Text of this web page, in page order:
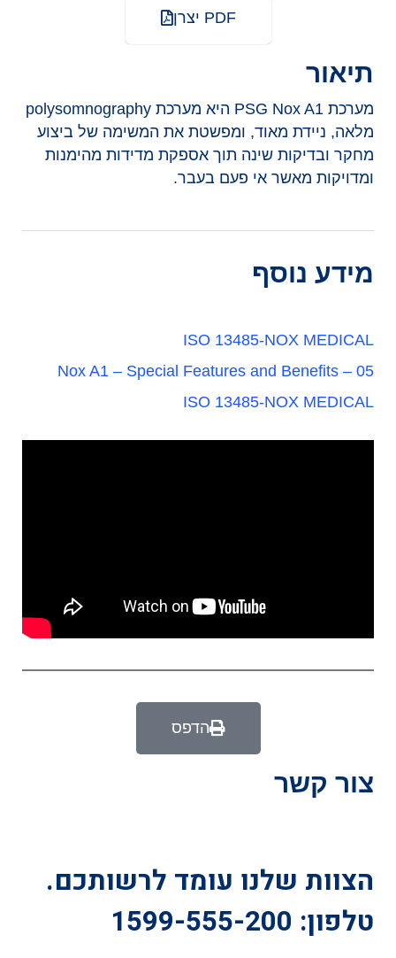
PDF יצרן
תיאור
מערכת PSG Nox A1 היא מערכת polysomnography
מלאה, ניידת מאוד, ומפשטת את המשימה של ביצוע
מחקר ובדיקות שינה תוך אספקת מדידות מהימנות
ומדויקות מאשר אי פעם בעבר.
מידע נוסף
ISO 13485-NOX MEDICAL
05 – Nox A1 – Special Features and Benefits
ISO 13485-NOX MEDICAL
הדפס
צור קשר
הצוות שלנו עומד לרשותכם.
טלפון: 1599-555-200